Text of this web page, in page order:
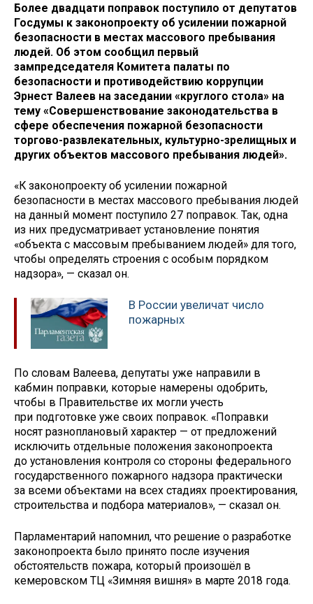
Более двадцати поправок поступило от депутатов
Госдумы к законопроекту об усилении пожарной
безопасности в местах массового пребывания
людей. Об этом сообщил первый
зампредседателя Комитета палаты по
безопасности и противодействию коррупции
Эрнест Валеев на заседании «круглого стола» на
тему «Совершенствование законодательства в
сфере обеспечения пожарной безопасности
торгово-развлекательных, культурно-зрелищных и
других объектов массового пребывания людей».
«К законопроекту об усилении пожарной
безопасности в местах массового пребывания людей
на данный момент поступило 27 поправок. Так, одна
из них предусматривает установление понятия
«объекта с массовым пребыванием людей» для того,
чтобы определять строения с особым порядком
надзора», — сказал он.
В России увеличат число
пожарных
По словам Валеева, депутаты уже направили в
кабмин поправки, которые намерены одобрить,
чтобы в Правительстве их могли учесть
при подготовке уже своих поправок. «Поправки
носят разноплановый характер — от предложений
исключить отдельные положения законопроекта
до установления контроля со стороны федерального
государственного пожарного надзора практически
за всеми объектами на всех стадиях проектирования,
строительства и подбора материалов», — сказал он.
Парламентарий напомнил, что решение о разработке
законопроекта было принято после изучения
обстоятельств пожара, который произошёл в
кемеровском ТЦ «Зимняя вишня» в марте 2018 года.